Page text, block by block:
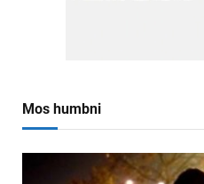
Mos humbni